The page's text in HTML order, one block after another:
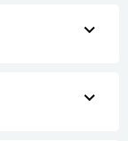

